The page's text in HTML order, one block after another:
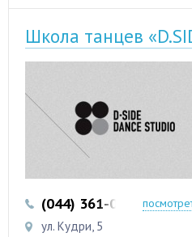
Школа танцев
(044) 361-09-51 (067)
ул. Кудри, 5